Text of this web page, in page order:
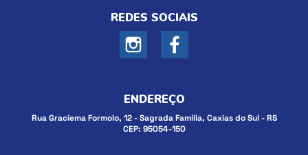
REDES SOCIAIS
ENDEREÇO
Rua Graciema Formolo, 12-Sagrada Família, Caxias do Sul-RS
CEP: 95054-150